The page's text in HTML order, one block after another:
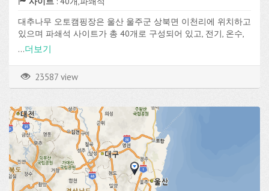
대추나무 오토캠핑장은 울산 울주군 상북면 이천리에 위치하고
있으며 파쇄석 사이트가 총 40개로 구성되어 있고, 전기, 온수,
화장실, 샤워실, 취사장, 장작판매, Wi-Fi 등의 편의시설을 이용할
...더보기
23587 view